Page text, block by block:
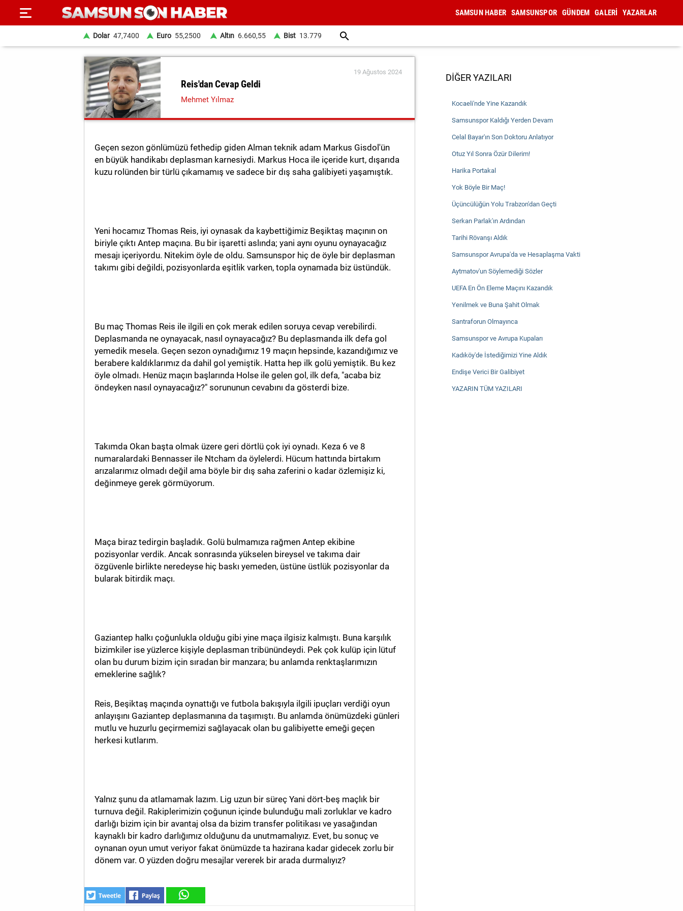
SAMSUN HABER SAMSUNSPOR GÜNDEM GALERİ YAZARLAR
Dolar 47,7400 Euro 55,2500 Altın 6.660,55 Bist 13.779
19 Ağustos 2024
Reis'dan Cevap Geldi
Mehmet Yılmaz
Geçen sezon gönlümüzü fethedip giden Alman teknik adam Markus Gisdol'ün
en büyük handikabı deplasman karnesiydi. Markus Hoca ile içeride kurt, dışarıda
kuzu rolünden bir türlü çıkamamış ve sadece bir dış saha galibiyeti yaşamıştık.
Yeni hocamız Thomas Reis, iyi oynasak da kaybettiğimiz Beşiktaş maçının on
biriyle çıktı Antep maçına. Bu bir işaretti aslında; yani aynı oyunu oynayacağız
mesajı içeriyordu. Nitekim öyle de oldu. Samsunspor hiç de öyle bir deplasman
takımı gibi değildi, pozisyonlarda eşitlik varken, topla oynamada biz üstündük.
Bu maç Thomas Reis ile ilgili en çok merak edilen soruya cevap verebilirdi.
Deplasmanda ne oynayacak, nasıl oynayacağız? Bu deplasmanda ilk defa gol
yemedik mesela. Geçen sezon oynadığımız 19 maçın hepsinde, kazandığımız ve
berabere kaldıklarımız da dahil gol yemiştik. Hatta hep ilk golü yemiştik. Bu kez
öyle olmadı. Henüz maçın başlarında Holse ile gelen gol, ilk defa, "acaba biz
öndeyken nasıl oynayacağız?" sorununun cevabını da gösterdi bize.
Takımda Okan başta olmak üzere geri dörtlü çok iyi oynadı. Keza 6 ve 8
numaralardaki Bennasser ile Ntcham da öylelerdi. Hücum hattında birtakım
arızalarımız olmadı değil ama böyle bir dış saha zaferini o kadar özlemişiz ki,
değinmeye gerek görmüyorum.
Maça biraz tedirgin başladık. Golü bulmamıza rağmen Antep ekibine
pozisyonlar verdik. Ancak sonrasında yükselen bireysel ve takıma dair
özgüvenle birlikte neredeyse hiç baskı yemeden, üstüne üstlük pozisyonlar da
bularak bitirdik maçı.
Gaziantep halkı çoğunlukla olduğu gibi yine maça ilgisiz kalmıştı. Buna karşılık
bizimkiler ise yüzlerce kişiyle deplasman tribünündeydi. Pek çok kulüp için lütuf
olan bu durum bizim için sıradan bir manzara; bu anlamda renktaşlarımızın
emeklerine sağlık?
Reis, Beşiktaş maçında oynattığı ve futbola bakışıyla ilgili ipuçları verdiği oyun
anlayışını Gaziantep deplasmanına da taşımıştı. Bu anlamda önümüzdeki günleri
mutlu ve huzurlu geçirmemizi sağlayacak olan bu galibiyette emeği geçen
herkesi kutlarım.
Yalnız şunu da atlamamak lazım. Lig uzun bir süreç Yani dört-beş maçlık bir
turnuva değil. Rakiplerimizin çoğunun içinde bulunduğu mali zorluklar ve kadro
darlığı bizim için bir avantaj olsa da bizim transfer politikası ve yasağından
kaynaklı bir kadro darlığımız olduğunu da unutmamalıyız. Evet, bu sonuç ve
oynanan oyun umut veriyor fakat önümüzde ta hazirana kadar gidecek zorlu bir
dönem var. O yüzden doğru mesajlar vererek bir arada durmalıyız?
DİĞER YAZILARI
Kocaeli'nde Yine Kazandık
Samsunspor Kaldığı Yerden Devam
Celal Bayar'ın Son Doktoru Anlatıyor
Otuz Yıl Sonra Özür Dilerim!
Harika Portakal
Yok Böyle Bir Maç!
Üçüncülüğün Yolu Trabzon'dan Geçti
Serkan Parlak'ın Ardından
Tarihi Rövanşı Aldık
Samsunspor Avrupa'da ve Hesaplaşma Vakti
Aytmatov'un Söylemediği Sözler
UEFA En Ön Eleme Maçını Kazandık
Yenilmek ve Buna Şahit Olmak
Santraforun Olmayınca
Samsunspor ve Avrupa Kupaları
Kadıköy'de İstediğimizi Yine Aldık
Endişe Verici Bir Galibiyet
YAZARIN TÜM YAZILARI